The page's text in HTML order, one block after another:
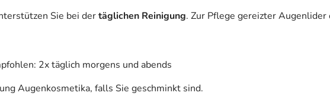
Sie bei dertäglichen Reinigung. Zur Pflege gereizter
2x täglich morgens und abends
Augenkosmetika, falls Sie geschminkt sind.